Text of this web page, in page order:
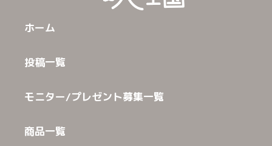
ホーム
投稿一覧
モニター/プレゼント募集一覧
商品一覧